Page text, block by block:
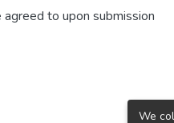
to upon submission
We